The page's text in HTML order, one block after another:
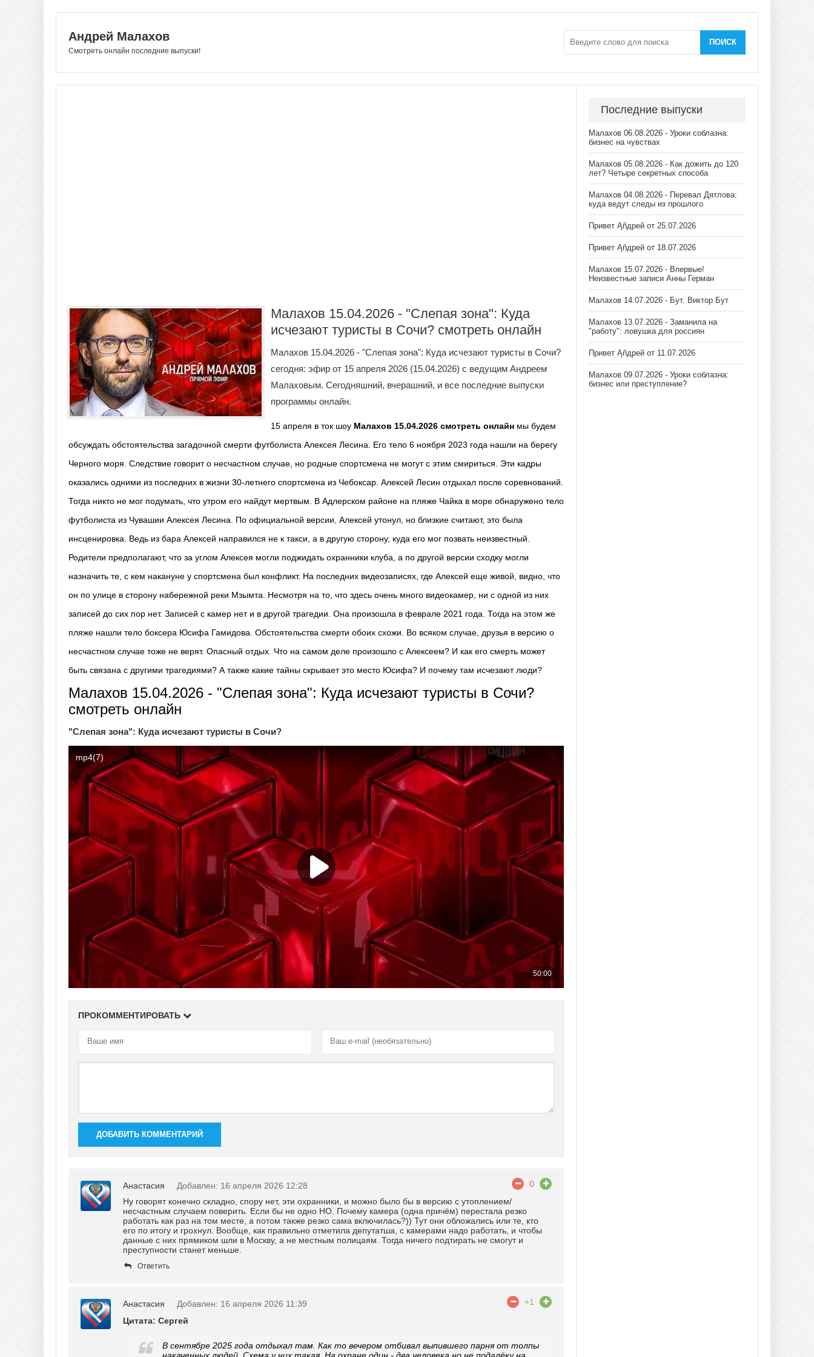
Андрей Малахов
Смотреть онлайн последние выпуски!
ПОИСК
Малахов 15.04.2026 - "Слепая зона": Куда
исчезают туристы в Сочи? смотреть онлайн
Малахов 15.04.2026 - "Слепая зона": Куда исчезают туристы в Сочи?
сегодня: эфир от 15 апреля 2026 (15.04.2026) с ведущим Андреем
Малаховым. Сегодняшний, вчерашний, и все последние выпуски
программы онлайн.
15 апреля в ток шоу Малахов 15.04.2026 смотреть онлайн мы будем
обсуждать обстоятельства загадочной смерти футболиста Алексея Лесина. Его тело 6 ноября 2023 года нашли на берегу
Черного моря. Следствие говорит о несчастном случае, но родные спортсмена не могут с этим смириться. Эти кадры
оказались одними из последних в жизни 30-летнего спортсмена из Чебоксар. Алексей Лесин отдыхал после соревнований.
Тогда никто не мог подумать, что утром его найдут мертвым. В Адлерском районе на пляже Чайка в море обнаружено тело
футболиста из Чувашии Алексея Лесина. По официальной версии, Алексей утонул, но близкие считают, это была
инсценировка. Ведь из бара Алексей направился не к такси, а в другую сторону, куда его мог позвать неизвестный.
Родители предполагают, что за углом Алексея могли поджидать охранники клуба, а по другой версии сходку могли
назначить те, с кем накануне у спортсмена был конфликт. На последних видеозаписях, где Алексей еще живой, видно, что
он по улице в сторону набережной реки Мзымта. Несмотря на то, что здесь очень много видеокамер, ни с одной из них
записей до сих пор нет. Записей с камер нет и в другой трагедии. Она произошла в феврале 2021 года. Тогда на этом же
пляже нашли тело боксера Юсифа Гамидова. Обстоятельства смерти обоих схожи. Во всяком случае, друзья в версию о
несчастном случае тоже не верят. Опасный отдых. Что на самом деле произошло с Алексеем? И как его смерть может
быть связана с другими трагедиями? А также какие тайны скрывает это место Юсифа? И почему там исчезают люди?
Малахов 15.04.2026 - "Слепая зона": Куда исчезают туристы в Сочи?
смотреть онлайн
"Слепая зона": Куда исчезают туристы в Сочи?
ПРОКОММЕНТИРОВАТЬ
ДОБАВИТЬ КОММЕНТАРИЙ
Анастасия Добавлен: 16 апреля 2026 12:28
0
Ну говорят конечно складно, спору нет, эти охранники, и можно было бы в версию с утоплением/
несчастным случаем поверить. Если бы не одно НО. Почему камера (одна причëм) перестала резко
работать как раз на том месте, а потом также резко сама включилась?)) Тут они обложались или те, кто
его по итогу и грохнул. Вообще, как правильно отметила депутатша, с камерами надо работать, и чтобы
данные с них прямиком шли в Москву, а не местным полицаям. Тогда ничего подтирать не смогут и
преступности станет меньше.
Ответить
Анастасия Добавлен: 16 апреля 2026 11:39
+1
Цитата: Сергей
В сентябре 2025 года отдыхал там. Как то вечером отбивал выпившего парня от толпы
Последние выпуски
Малахов 06.08.2026 - Уроки соблазна:
бизнес на чувствах
Малахов 05.08.2026 - Как дожить до 120
лет? Четыре секретных способа
Малахов 04.08.2026 - Перевал Дятлова:
куда ведут следы из прошлого
Привет Ąñдpей от 25.07.2026
Привет Ąñдpей от 18.07.2026
Малахов 15.07.2026 - Впервые!
Неизвестные записи Анны Герман
Малахов 14.07.2026 - Бут. Виктор Бут
Малахов 13.07.2026 - Заманила на
"работу": ловушка для россиян
Привет Ąñдpей от 11.07.2026
Малахов 09.07.2026 - Уроки соблазна:
бизнес или преступление?